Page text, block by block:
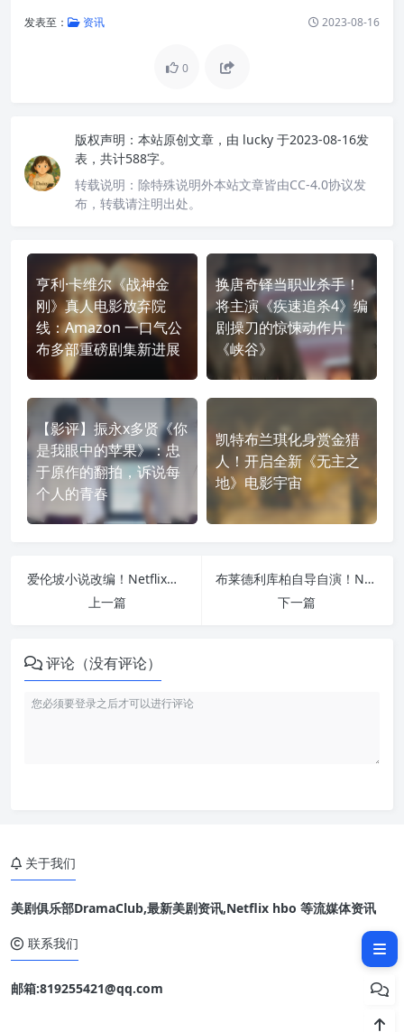
发表至： 资讯 2023-08-16
0
版权声明： 本站原创文章，由 lucky 于2023-08-16发
表，共计588字。
转载说明： 除特殊说明外本站文章皆由CC-4.0协议发
布，转载请注明出处。
亨利·卡维尔《战神金
刚》真人电影放弃院
线：Amazon 一口气公
布多部重磅剧集新进展
换唐奇铎当职业杀手！
将主演《疾速追杀4》编
剧操刀的惊悚动作片
《峡谷》
【影评】振永x多贤《你
是我眼中的苹果》：忠
于原作的翻拍，诉说每
个人的青春
凯特布兰琪化身赏金猎
人！开启全新《无主之
地》电影宇宙
爱伦坡小说改编！Netflix影集《亚瑟府的没落》曝前导预告
上一篇
布莱德利库柏自导自演！Netflix传记电影《大师风华：真爱乐章》首曝预告
下一篇
评论（没有评论）
关于我们
美剧俱乐部DramaClub,最新美剧资讯,Netflix hbo 等流媒体资讯
联系我们
邮箱:819255421@qq.com